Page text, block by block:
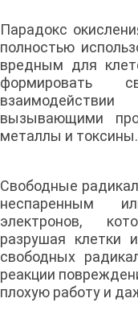
Парадокс
полностью
вредным для
формировать
вызывающими
металлы и токсины.
Свободные
неспаренным
электронов,
разрушая клетки
свободных
реакции
плохую работу и